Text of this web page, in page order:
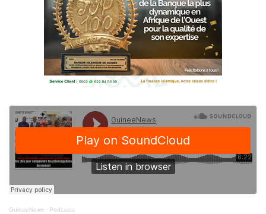
GuineeNews · Podcasts